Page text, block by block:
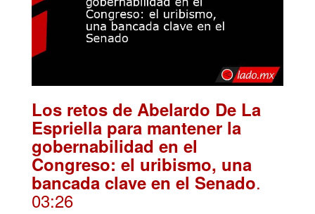
Los retos de Abelardo De La
Espriella para mantener la
gobernabilidad en el
Congreso: el uribismo, una
bancada clave en el Senado.
03:26